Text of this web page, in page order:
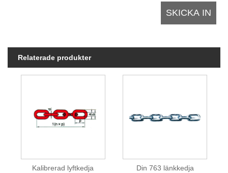
Relaterade produkter
Kalibrerad lyftkedja Din 763 länkkedja